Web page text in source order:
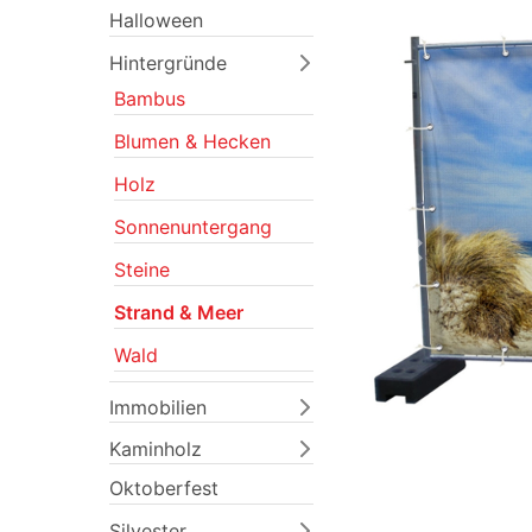
Halloween
Hintergründe
Bambus
Blumen & Hecken
Holz
Sonnenuntergang
Steine
Strand & Meer
Wald
Immobilien
Kaminholz
Oktoberfest
Previous